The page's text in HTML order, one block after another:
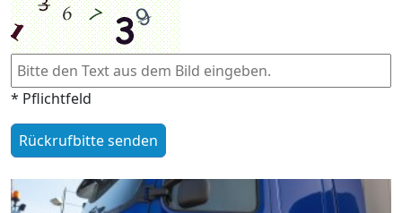
* Pflichtfeld